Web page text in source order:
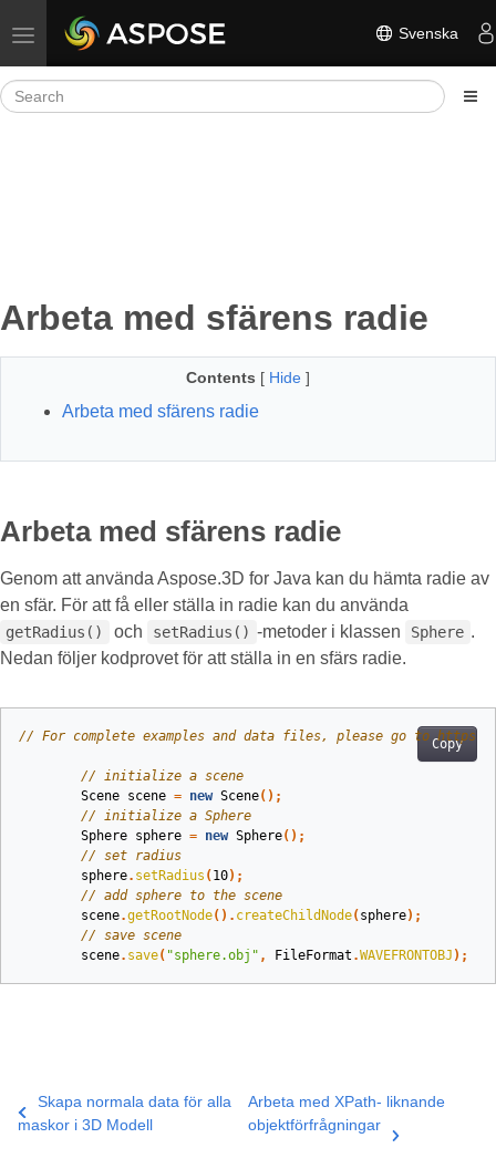
Toggle navigation Svenska
Arbeta med sfärens radie
Contents [ Hide ]
Arbeta med sfärens radie
Arbeta med sfärens radie
Genom att använda Aspose.3D for Java kan du hämta radie av
en sfär. För att få eller ställa in radie kan du använda
getRadius() och setRadius() -metoder i klassen Sphere .
Nedan följer kodprovet för att ställa in en sfärs radie.
Copy
// For complete examples and data files, please go to https://
// initialize a scene
Scene scene = new Scene();
// initialize a Sphere
Sphere sphere = new Sphere();
// set radius
sphere. setRadius ( 10);
// add sphere to the scene
scene.getRootNode(). createChildNode( sphere);
// save scene
scene. save( "sphere.obj" , FileFormat .WAVEFRONTOBJ );
Skapa normala data för alla
maskor i 3D Modell
Arbeta med XPath- liknande
objektförfrågningar